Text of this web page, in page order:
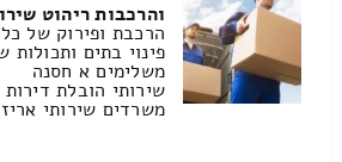
והרכבות ריהוט
הרכבת ופירוק של
פינוי בתים ותכולות
משלימים א חסנה
שירותי הובלת
משרדים שירותי